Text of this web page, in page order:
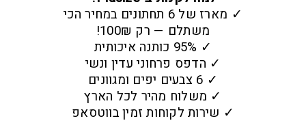
✓ מארז של 6 תחתונים במחיר הכי
משתלם — רק 100₪!
✓ 95% כותנה איכותית
✓ הדפס פרחוני עדין ונשי
✓ 6 צבעים יפים ומגוונים
✓ משלוח מהיר לכל הארץ
✓ שירות לקוחות זמין בווטסאפ